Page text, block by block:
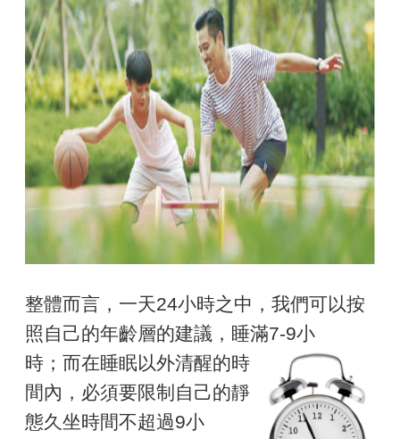
​​​​​​整體而言，一天24小時之中，我們可以按
照自己的年齡層的建議，睡滿7-9小
時；而在睡眠以外清醒的時
間內，必須要限制自己的靜
態久坐時間不超過9小